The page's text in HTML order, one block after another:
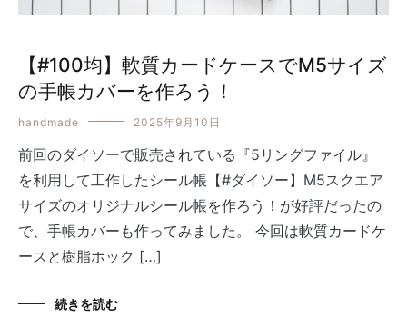
【#100均】軟質カードケースでM5サイズ
の手帳カバーを作ろう！
handmade 2025年9月10日
前回のダイソーで販売されている『5リングファイル』
を利用して工作したシール帳【#ダイソー】M5スクエア
サイズのオリジナルシール帳を作ろう！が好評だったの
で、手帳カバーも作ってみました。 今回は軟質カードケ
ースと樹脂ホック […]
続きを読む